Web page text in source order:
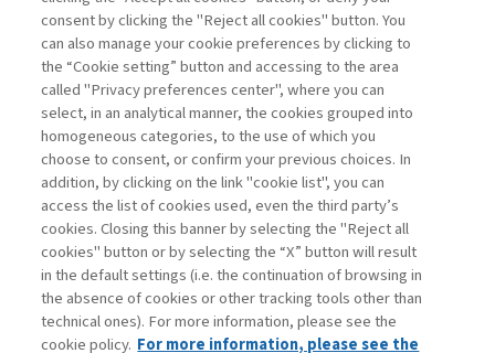
La consultazione dei libri è riservata esclusivamente
agli abbonati Premium
Legenda: Accedi Per registrati Per abbonati
Contatti
Abbonamenti
Archivio rubriche
consent by clicking the "Reject all cookies" button. You
can also manage your cookie preferences by clicking to
the “Cookie setting” button and accessing to the area
called "Privacy preferences center", where you can
select, in an analytical manner, the cookies grouped into
homogeneous categories, to the use of which you
choose to consent, or confirm your previous choices. In
addition, by clicking on the link "cookie list", you can
access the list of cookies used, even the third party’s
cookies. Closing this banner by selecting the "Reject all
cookies" button or by selecting the “X” button will result
in the default settings (i.e. the continuation of browsing in
the absence of cookies or other tracking tools other than
technical ones). For more information, please see the
cookie policy. For more information, please see the